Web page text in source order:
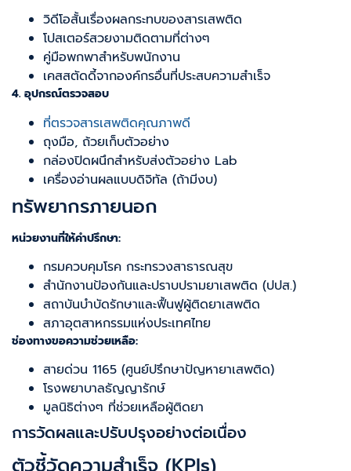
วิดีโอสั้นเรื่องผลกระทบของสารเสพติด
โปสเตอร์สวยงามติดตามที่ต่างๆ
คู่มือพกพาสำหรับพนักงาน
เคสสตัดดี้จากองค์กรอื่นที่ประสบความสำเร็จ
4. อุปกรณ์ตรวจสอบ
ที่ตรวจสารเสพติดคุณภาพดี
ถุงมือ, ถ้วยเก็บตัวอย่าง
กล่องปิดผนึกสำหรับส่งตัวอย่าง Lab
เครื่องอ่านผลแบบดิจิทัล (ถ้ามีงบ)
ทรัพยากรภายนอก
หน่วยงานที่ให้คำปรึกษา:
กรมควบคุมโรค กระทรวงสาธารณสุข
สำนักงานป้องกันและปราบปรามยาเสพติด (ปปส.)
สถาบันบำบัดรักษาและฟื้นฟูผู้ติดยาเสพติด
สภาอุตสาหกรรมแห่งประเทศไทย
ช่องทางขอความช่วยเหลือ:
สายด่วน 1165 (ศูนย์ปรึกษาปัญหายาเสพติด)
โรงพยาบาลธัญญารักษ์
มูลนิธิต่างๆ ที่ช่วยเหลือผู้ติดยา
การวัดผลและปรับปรุงอย่างต่อเนื่อง